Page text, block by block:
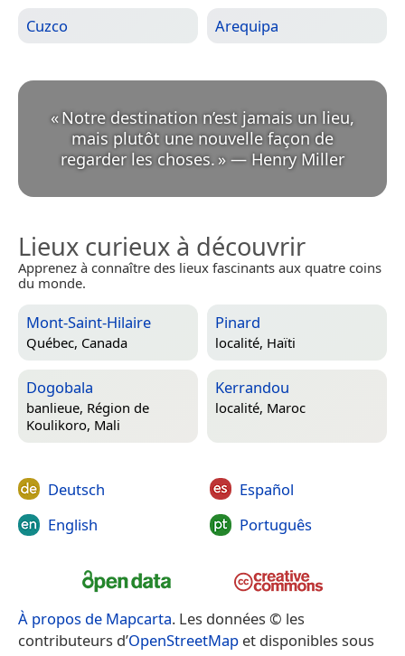
Cuzco Arequipa
«Notre destination n’est jamais un lieu,
mais plutôt une nouvelle façon de
regarder les choses. » — Henry Miller
Lieux curieux à découvrir
Apprenez à connaître des lieux fascinants aux quatre coins
du monde.
Mont-Saint-Hilaire
Québec, Canada
Pinard
localité, Haïti
Dogobala
banlieue, Région de
Koulikoro, Mali
Kerrandou
localité, Maroc
Deutsch
English
Español
Português
À propos de Mapcarta. Les données © les
contributeurs d’OpenStreetMap et disponibles sous